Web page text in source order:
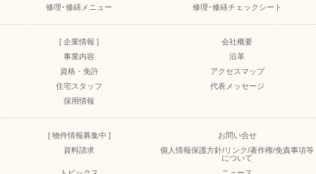
修理･修繕メニュー
修理･修繕チェックシート
[ 企業情報 ]
会社概要
事業内容
沿革
資格・免許
アクセスマップ
住宅スタッフ
代表メッセージ
採用情報
[ 物件情報募集中 ]
お問い合せ
資料請求
個人情報保護方針/リンク/著作権/免責事項等
について
トピックス
ニュース